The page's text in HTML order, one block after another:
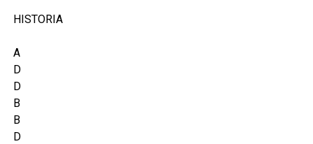
HISTORIA
A
D
D
B
B
D